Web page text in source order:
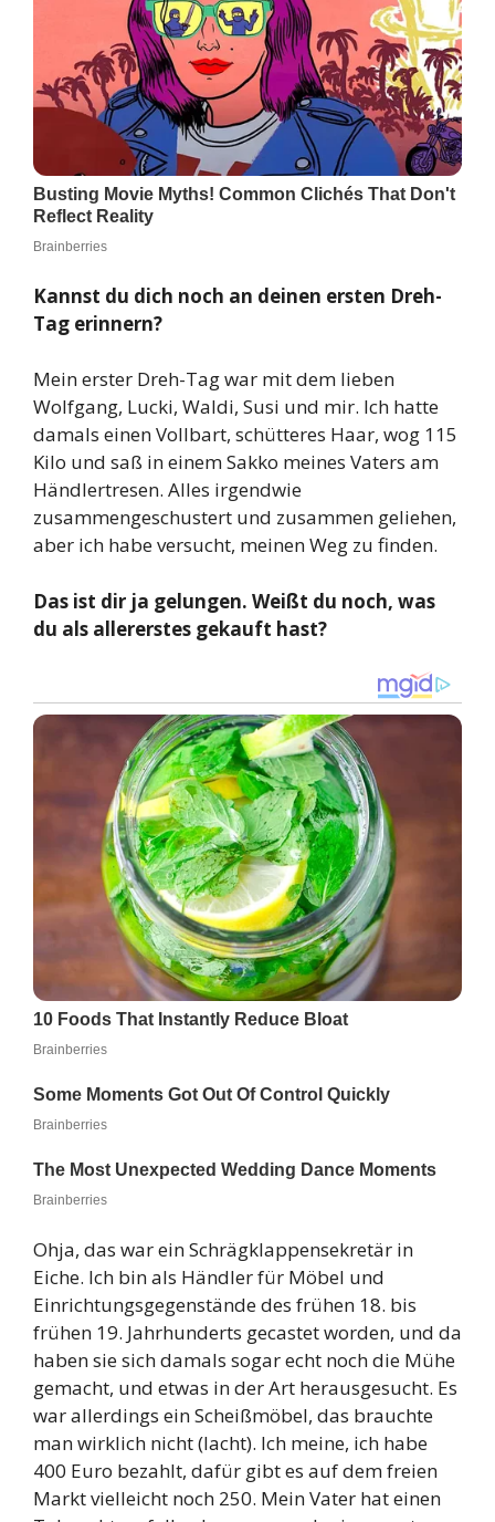
Kannst du dich noch an deinen ersten Dreh-
Tag erinnern?
Mein erster Dreh-Tag war mit dem lieben
Wolfgang, Lucki, Waldi, Susi und mir. Ich hatte
damals einen Vollbart, schütteres Haar, wog 115
Kilo und saß in einem Sakko meines Vaters am
Händlertresen. Alles irgendwie
zusammengeschustert und zusammen geliehen,
aber ich habe versucht, meinen Weg zu finden.
Das ist dir ja gelungen. Weißt du noch, was
du als allererstes gekauft hast?
Ohja, das war ein Schrägklappensekretär in
Eiche. Ich bin als Händler für Möbel und
Einrichtungsgegenstände des frühen 18. bis
frühen 19. Jahrhunderts gecastet worden, und da
haben sie sich damals sogar echt noch die Mühe
gemacht, und etwas in der Art herausgesucht. Es
war allerdings ein Scheißmöbel, das brauchte
man wirklich nicht (lacht). Ich meine, ich habe
400 Euro bezahlt, dafür gibt es auf dem freien
Markt vielleicht noch 250. Mein Vater hat einen